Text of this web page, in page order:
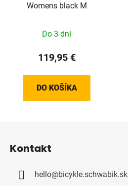
Womens black M
Do 3 dní
119,95 €
DO KOŠÍKA
Kontakt
hello@bicykle.schwabik.sk